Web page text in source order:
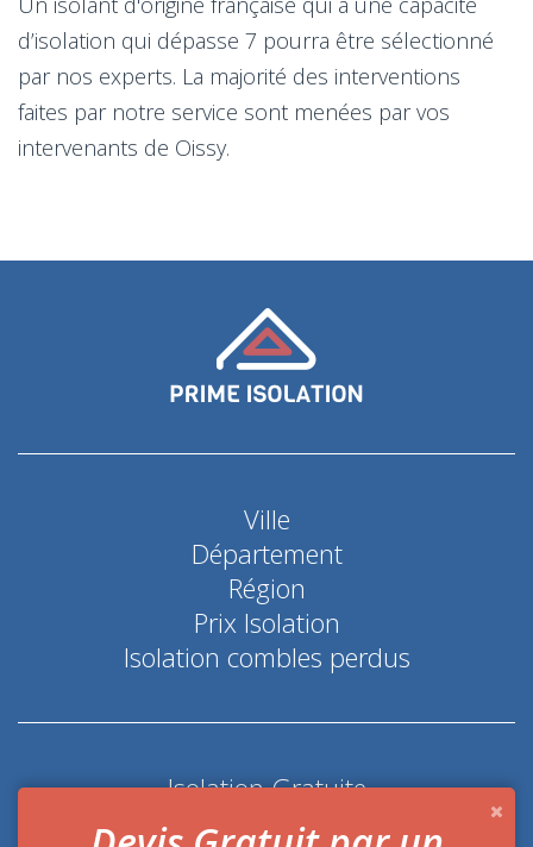
d’isolation qui dépasse 7 pourra être sélectionné
par nos experts. La majorité des interventions
faites par notre service sont menées par vos
intervenants de Oissy.
Ville
Département
Région
Prix Isolation
Isolation combles perdus
Isolation Gratuite
Coup de pouce économie d'énergie